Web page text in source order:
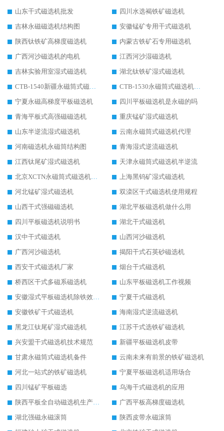
山东干式磁选机批发
四川水选褐铁矿磁选机
吉林永磁磁选机结构图
安徽锰矿专用干式磁选机
陕西钛铁矿高梯度磁选机
内蒙古铁矿石专用磁选机
广西河沙磁选机的电机
江西河沙湿磁选机
吉林实验用室湿式磁选机
湖北钛铁矿湿式磁选机
CTB-1540新疆永磁筒式磁选机
CTB-1530永磁筒式磁选机代理商
宁夏永磁高梯度平板磁选机
四川平板磁选机是永磁的吗
青海平板式高强磁磁选机
重庆锰矿湿式磁选机
山东半逆流湿式磁选机
云南永磁筒式磁选机代理
河南磁选机永磁筒结构图
青海湿式逆流磁选机
江西钛尾矿湿式磁选机
天津永磁筒式磁选机半逆流
北京XCTN永磁筒式磁选机磁块位置
上海黑钨矿湿式磁选机
河北锰矿湿式磁选机
双滦区干式磁选机使用规程
山西干式强磁磁选机
湖北平板磁选机做什么用
四川平板磁选机说明书
湖北干式磁选机
汉中干式磁选机
山西河沙磁选机
广西河沙磁选机
揭阳干式石英砂磁选机
西安干式磁选机厂家
烟台干式磁选机
桥西区干式多磁系磁选机
山东平板磁选机工作视频
安徽湿式平板磁选机除铁效果怎么样
宁夏干式磁选机
安徽铁矿干式磁选机
海南湿式逆流磁选机
黑龙江钛尾矿湿式磁选机
江苏干式选铁矿磁选机
兴安盟干式磁选机技术规范
新疆平板磁选机皮带
甘肃永磁筒式磁选机备件
云南未来有前景的铁矿磁选机
河北一站式的铁矿磁选机
宁夏平板磁选机适用场合
四川锰矿平板磁选
乌海干式磁选机的应用
陕西平板全自动磁选机生产厂家
广西平板高梯度磁选机
湖北强磁永磁滚筒
陕西皮带永磁滚筒